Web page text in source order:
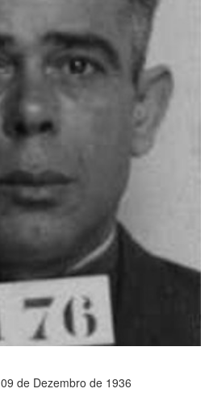
09 de Dezembro de 1936